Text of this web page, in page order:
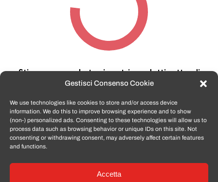
Gestisci Consenso Cookie
We use technologies like cookies to store and/or access device
information. We do this to improve browsing experience and to show
(non-) personalized ads. Consenting to these technologies will allow us to
process data such as browsing behavior or unique IDs on this site. Not
consenting or withdrawing consent, may adversely affect certain features
and functions.
Accetta
Stiamo cercando tra i nostri prodotti, attendi
qualche secondo…
TomatoSmartphone.itè lo shop n.1 in italia per
smartphone ricondizionati garantiti e certificati
di tutte le marche,APPLE, SAMSUNG, HUAWEI,
ONEPLUS, XIAOMI e tanto altro